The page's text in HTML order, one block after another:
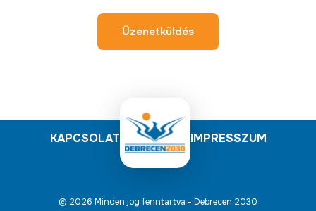
Üzenetküldés
KAPCSOLAT IMPRESSZUM
© 2026 Minden jog fenntartva - Debrecen 2030